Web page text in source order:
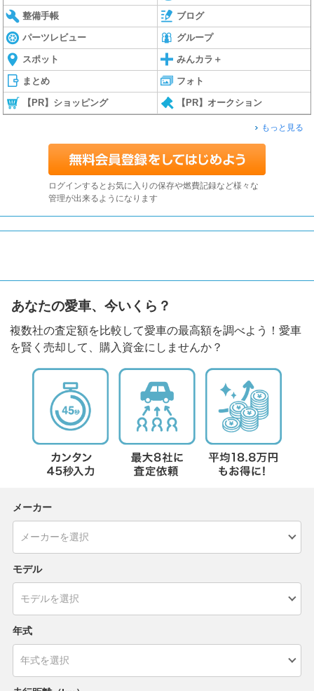
整備手帳 ブログ
パーツレビュー グループ
スポット みんカラ＋
まとめ フォト
【PR】ショッピング 【PR】オークション
もっと見る
ログインするとお気に入りの保存や燃費記録など様々な
管理が出来るようになります
あなたの愛車、今いくら？
複数社の査定額を比較して愛車の最高額を調べよう！愛車
を賢く売却して、購入資金にしませんか？
メーカー
モデル
年式